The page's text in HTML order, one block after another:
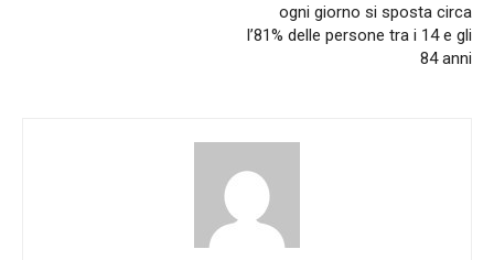
ogni giorno si sposta circa
l’81% delle persone tra i 14 e gli
84 anni